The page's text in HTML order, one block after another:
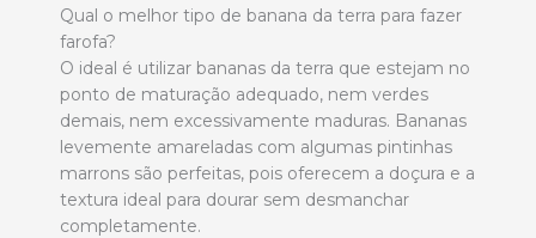
Qual o melhor tipo de banana da terra para fazer
farofa?
O ideal é utilizar bananas da terra que estejam no
ponto de maturação adequado, nem verdes
demais, nem excessivamente maduras. Bananas
levemente amareladas com algumas pintinhas
marrons são perfeitas, pois oferecem a doçura e a
textura ideal para dourar sem desmanchar
completamente.